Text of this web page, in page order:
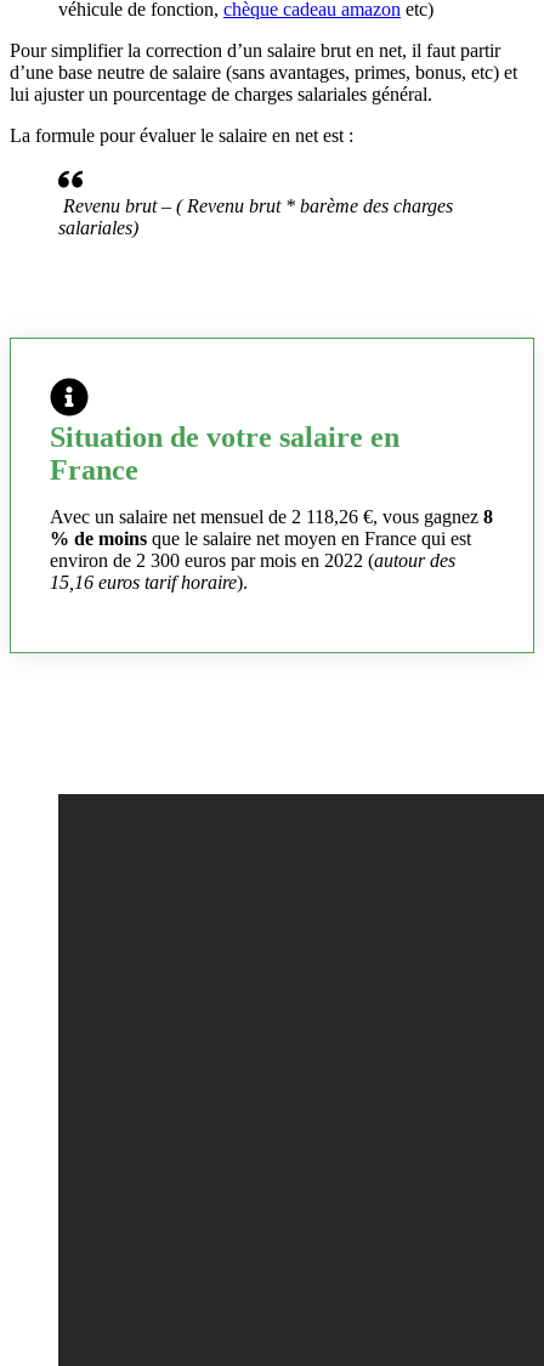
véhicule de fonction, chèque cadeau amazon etc)
Pour simplifier la correction d’un salaire brut en net, il faut partir
d’une base neutre de salaire (sans avantages, primes, bonus, etc) et
lui ajuster un pourcentage de charges salariales général.
La formule pour évaluer le salaire en net est :
Revenu brut – ( Revenu brut * barème des charges
salariales)
Situation de votre salaire en
France
Avec un salaire net mensuel de 2 118,26 €, vous gagnez 8
% de moins que le salaire net moyen en France qui est
environ de 2 300 euros par mois en 2022 (autour des
15,16 euros tarif horaire).